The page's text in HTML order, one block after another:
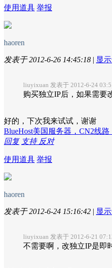
使用道具 举报
haoren
发表于 2012-6-26 14:45:18 | 显
liuyixuan 发表于 2012-6-24
购买独立IP后，如果需要
好的，下次我来试试，谢谢
BlueHost美国服务器，CN2线
回复 支持 反对
使用道具 举报
haoren
发表于 2012-6-24 15:16:42 | 显
liuyixuan 发表于 2012-6-21
不需要啊，改独立IP是即